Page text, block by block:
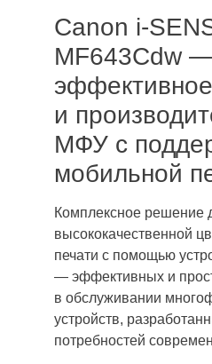
Canon i-
MF643Cdw
эффективное
и
МФУ с
мобильной
Комплексное решение
высококачественной
печати с помощью
— эффективных и
в обслуживании
устройств,
потребностей